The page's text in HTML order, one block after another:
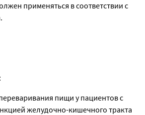
применяться в соответствии с
пищи у пациентов с
желудочно-кишечного тракта